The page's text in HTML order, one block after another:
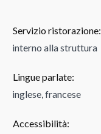
Servizio ristorazione:
interno alla struttura
Lingue parlate:
inglese, francese
Accessibilità: